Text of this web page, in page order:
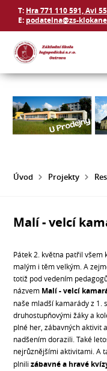
T: Hra 771 110 591, Avi
E: podatelna@zs-
Úvod Projekty
Malí - velcí
Pátek 2. května patřil všem
malým i těm velkým. A
totiž pod vedením
názvem Malí - velcí
naše mladší kamarády z 1.
druhostupňovými žáky a
plné her, zábavných aktivit
nadšením dorazili. Také
nejrůznějšími aktivitami. A
plnili zábavné a hravé